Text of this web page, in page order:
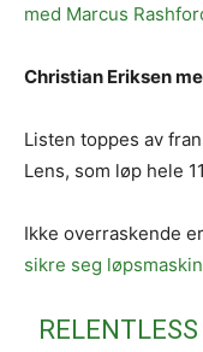
med Marcus
Christian Eriksen
Listen toppes av
Lens, som løp hele
Ikke overraskende
sikre seg